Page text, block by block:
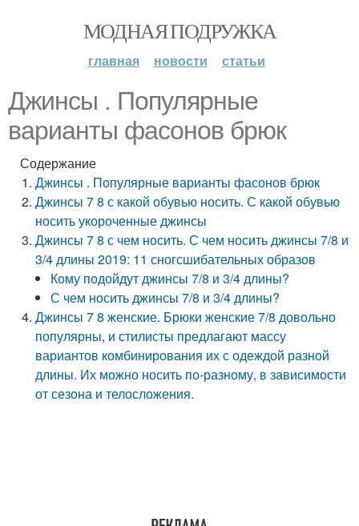
МОДНАЯ ПОДРУЖКА
главная новости статьи
Джинсы . Популярные
варианты фасонов брюк
Содержание
Джинсы . Популярные варианты фасонов брюк
Джинсы 7 8 с какой обувью носить. С какой обувью
носить укороченные джинсы
Джинсы 7 8 с чем носить. С чем носить джинсы 7/8 и
3/4 длины 2019: 11 сногсшибательных образов
Кому подойдут джинсы 7/8 и 3/4 длины?
С чем носить джинсы 7/8 и 3/4 длины?
Джинсы 7 8 женские. Брюки женские 7/8 довольно
популярны, и стилисты предлагают массу
вариантов комбинирования их с одеждой разной
длины. Их можно носить по-разному, в зависимости
от сезона и телосложения.